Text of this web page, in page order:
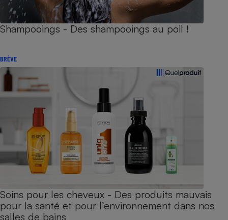
Shampooings - Des shampooings au poil !
BRÈVE
Soins pour les cheveux - Des produits mauvais
pour la santé et pour l’environnement dans nos
salles de bains